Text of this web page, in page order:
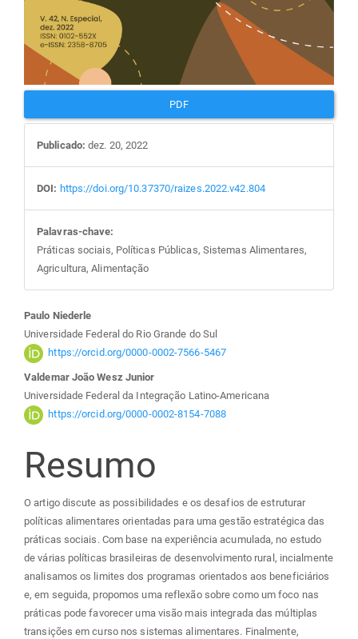
PDF
Publicado: dez. 20, 2022
DOI: https://doi.org/10.37370/raizes.2022.v42.804
Palavras-chave:
Práticas sociais, Políticas Públicas, Sistemas Alimentares,
Agricultura, Alimentação
Conteúdo
do
artigo
principal
Paulo Niederle
Universidade Federal do Rio Grande do Sul
https://orcid.org/0000-0002-7566-5467
Valdemar João Wesz Junior
Universidade Federal da Integração Latino-Americana
https://orcid.org/0000-0002-8154-7088
Resumo
O artigo discute as possibilidades e os desafios de estruturar
políticas alimentares orientadas para uma gestão estratégica das
práticas sociais. Com base na experiência acumulada, no estudo
de várias políticas brasileiras de desenvolvimento rural, incialmente
analisamos os limites dos programas orientados aos beneficiários
e, em seguida, propomos uma reflexão sobre como um foco nas
práticas pode favorecer uma visão mais integrada das múltiplas
transições em curso nos sistemas alimentares. Finalmente,